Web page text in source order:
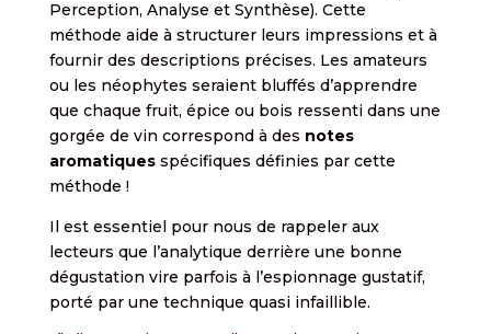
Perception, Analyse et Synthèse). Cette
méthode aide à structurer leurs impressions et à
fournir des descriptions précises. Les amateurs
ou les néophytes seraient bluffés d’apprendre
que chaque fruit, épice ou bois ressenti dans une
gorgée de vin correspond à des notes
aromatiquesspécifiques définies par cette
méthode !
Il est essentiel pour nous de rappeler aux
lecteurs que l’analytique derrière une bonne
dégustation vire parfois à l’espionnage gustatif,
porté par une technique quasi infaillible.